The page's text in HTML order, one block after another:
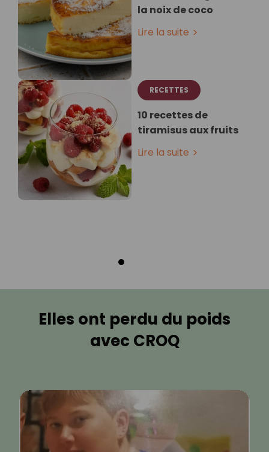
la noix de coco
Lire la suite
RECETTES
10 recettes de
tiramisus aux fruits
Lire la suite
Elles ont perdu du poids
avec CROQ